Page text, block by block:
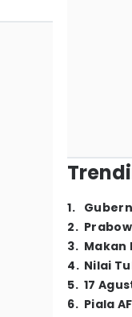
1.
2.
3. Makan
4. Nilai
5. 17
6. Piala